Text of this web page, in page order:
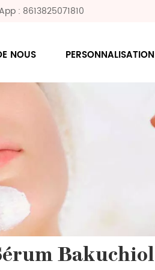
: 8613825071810
NOUS PERSONNALISATION
Bakuchiol